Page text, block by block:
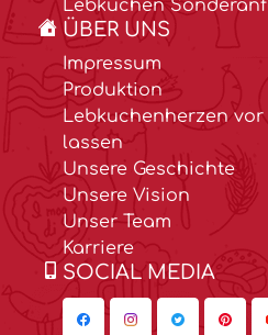
Lebkuchen
ÜBER UNS
Impressum
Produktion
Lebkuchenherzen
lassen
Unsere Geschichte
Unsere Vision
Unser Team
Karriere
SOCIAL MEDIA